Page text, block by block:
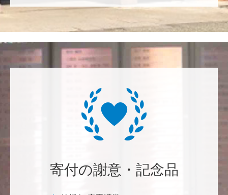
2026年大会お疲れ様です！ 全体で見ると色々事件が起
きた大会でしたが、無事に走り切れたとのことでおめ
リー支援基金>
経済学部の卒業生です。消費税や為替、金利政策な
ど、国民生活に直結する経済政策への関心と議論が高
まる中、専門的知見を分かりやすく伝え国民の理解向
上に貢献することこそ東大経済の社会的責務だと感
寄付の謝意・記念品